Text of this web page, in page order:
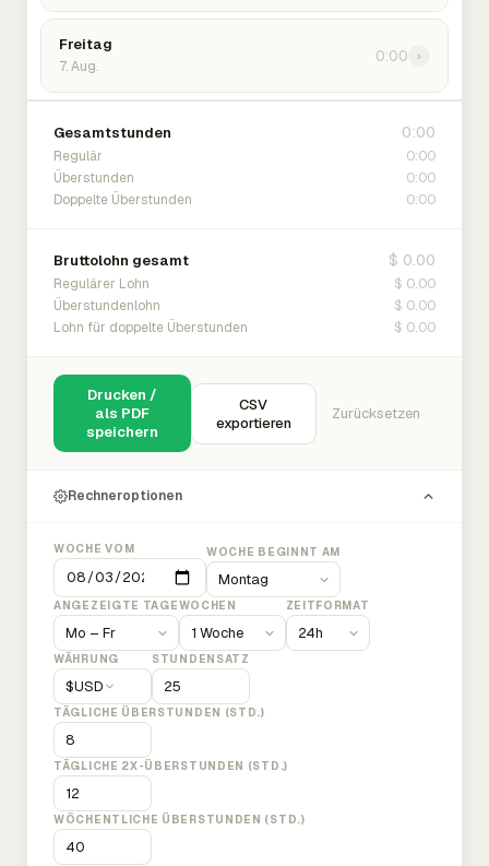
Freitag
7. Aug.
0:00 ›
Gesamtstunden 0:00
Regulär 0:00
Überstunden 0:00
Doppelte Überstunden 0:00
Bruttolohn gesamt $ 0.00
Regulärer Lohn $ 0.00
Überstundenlohn $ 0.00
Lohn für doppelte Überstunden $ 0.00
Drucken /
als PDF
speichern
CSV
exportieren
Zurücksetzen
Rechneroptionen
WOCHE VOM WOCHE BEGINNT AM
ANGEZEIGTE TAGEWOCHEN ZEITFORMAT
WÄHRUNG
$USD
STUNDENSATZ
TÄGLICHE ÜBERSTUNDEN (STD.)
TÄGLICHE 2X-ÜBERSTUNDEN (STD.)
WÖCHENTLICHE ÜBERSTUNDEN (STD.)